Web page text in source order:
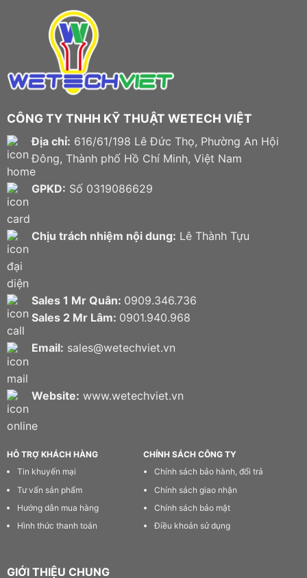
CÔNG TY TNHH KỸ THUẬT WETECH VIỆT
Địa chỉ: 616/61/198 Lê Đức Thọ, Phường An Hội
Đông, Thành phố Hồ Chí Minh, Việt Nam
GPKD: Số 0319086629
Chịu trách nhiệm nội dung: Lê Thành Tựu
Sales 1 Mr Quân: 0909.346.736
Sales 2 Mr Lâm: 0901.940.968
Email: sales@wetechviet.vn
Website: www.wetechviet.vn
HỖ TRỢ KHÁCH HÀNG
Tin khuyến mại
Tư vấn sản phẩm
Hướng dẫn mua hàng
Hình thức thanh toán
CHÍNH SÁCH CÔNG TY
Chính sách bảo hành, đổi trả
Chính sách giao nhận
Chính sách bảo mật
Điều khoản sử dụng
GIỚI THIỆU CHUNG